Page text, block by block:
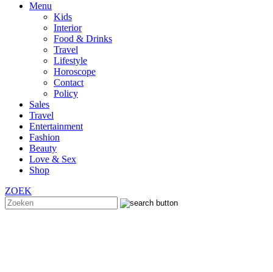
Menu
Kids
Interior
Food & Drinks
Travel
Lifestyle
Horoscope
Contact
Policy
Sales
Travel
Entertainment
Fashion
Beauty
Love & Sex
Shop
ZOEK